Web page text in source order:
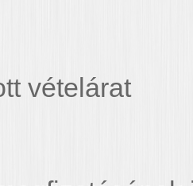
vételárat